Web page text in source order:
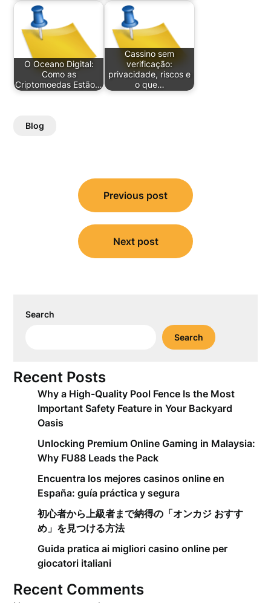
O Oceano Digital:
Como as
Criptomoedas Estão…
Cassino sem
verificação:
privacidade, riscos e
o que…
Blog
navigation
Previous post
Next post
Search
Search
Recent Posts
Why a High-Quality Pool Fence Is the Most
Important Safety Feature in Your Backyard
Oasis
Unlocking Premium Online Gaming in Malaysia:
Why FU88 Leads the Pack
Encuentra los mejores casinos online en
España: guía práctica y segura
初心者から上級者まで納得の「オンカジ おすす
め」を見つける方法
Guida pratica ai migliori casino online per
giocatori italiani
Recent Comments